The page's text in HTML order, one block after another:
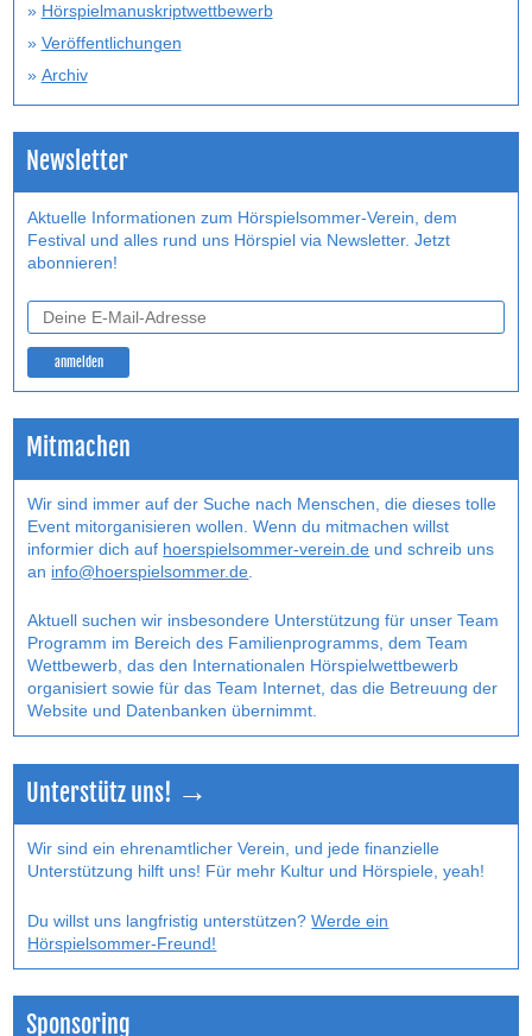
Hörspielmanuskriptwettbewerb
Veröffentlichungen
Archiv
Newsletter
Aktuelle Informationen zum Hörspielsommer-Verein, dem
Festival und alles rund uns Hörspiel via Newsletter. Jetzt
abonnieren!
Mitmachen
Wir sind immer auf der Suche nach Menschen, die dieses tolle
Event mitorganisieren wollen. Wenn du mitmachen willst
informier dich auf hoerspielsommer-verein.de und schreib uns
an info@hoerspielsommer.de
Aktuell suchen wir insbesondere Unterstützung für unser Team
Programm im Bereich des Familienprogramms, dem Team
Wettbewerb, das den Internatio­nalen Hörspielwettbewerb
organisiert sowie für das Team Internet, das die Betreuung der
Website und Datenbanken übernimmt.
Unterstütz uns! →
Wir sind ein ehrenamtlicher Verein, und jede finanzielle
Unterstützung hilft uns! Für mehr Kultur und Hörspiele, yeah!
Du willst uns langfristig unterstützen?Werde ein
Hörspielsommer-Freund!
Sponsoring